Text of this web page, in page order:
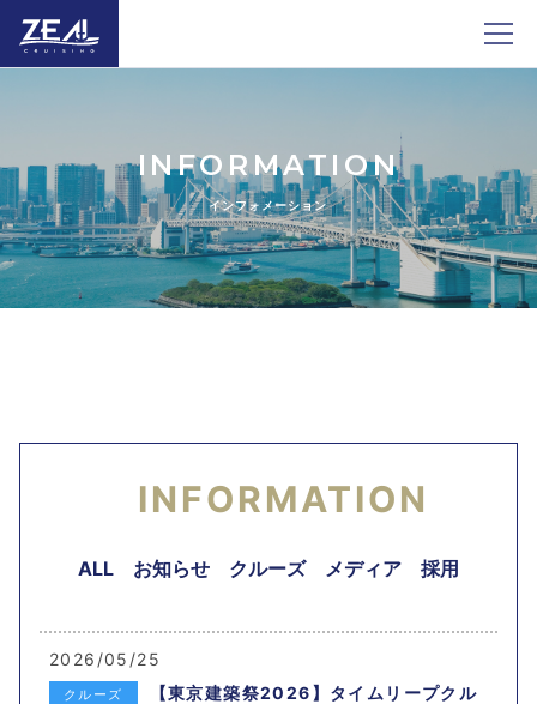
INFORMATION
インフォメーション
INFORMATION
ALL お知らせ クルーズ メディア 採用
2026/05/25
クルーズ
【東京建築祭2026】タイムリープクル